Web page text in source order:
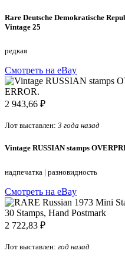
Rare Deutsche Demokratische
Vintage 25
редкая
Смотреть на eBay
2 943,66 ₽
Лот выставлен: 3 года назад
Vintage RUSSIAN stamps
надпечатка | разновидность
Смотреть на eBay
2 722,83 ₽
Лот выставлен: год назад